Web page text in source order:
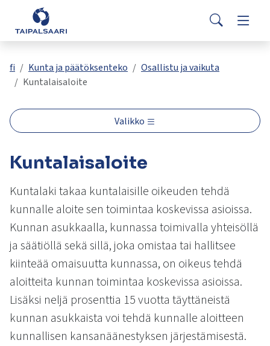
Siirry pääsisältöön
Palaute
Yhteystiedot
Search
Valitse
oleva
tulos
ja
alasnuolilla.
valittuun
hakutulokseen
painamalla
enteriä.
Kosketuslaitteiden
käyttäjät
voivat
käyttää
kosketus-
ja
pyyhkäisyliikkeitä.
Asuminen ja rakentaminen
Opetus ja kasvatus
Hyvinvointi ja terveys
Työ ja yrittäminen
fi Kunta ja päätöksenteko
Osallistu ja vaikuta
Kuntalaisaloite
Valikko
Kuntalaisaloite
Kuntalaki takaa kuntalaisille oikeuden tehdä
kunnalle aloite sen toimintaa koskevissa asioissa.
Kunnan asukkaalla, kunnassa toimivalla yhteisöllä
ja säätiöllä sekä sillä, joka omistaa tai hallitsee
kiinteää omaisuutta kunnassa, on oikeus tehdä
aloitteita kunnan toimintaa koskevissa asioissa.
Lisäksi neljä prosenttia 15 vuotta täyttäneistä
kunnan asukkaista voi tehdä kunnalle aloitteen
kunnallisen kansanäänestyksen järjestämisestä.